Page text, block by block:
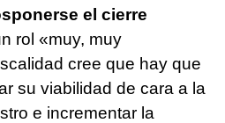
el cierre
rol «muy, muy
cree que hay que
su viabilidad de cara a la
e incrementar la